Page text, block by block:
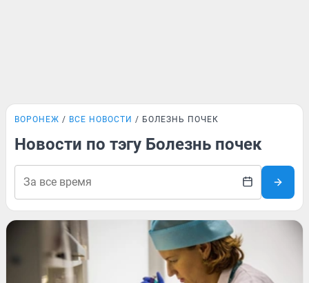
ВОРОНЕЖ ВСЕ НОВОСТИ БОЛЕЗНЬ ПОЧЕК
Новости по тэгу Болезнь почек